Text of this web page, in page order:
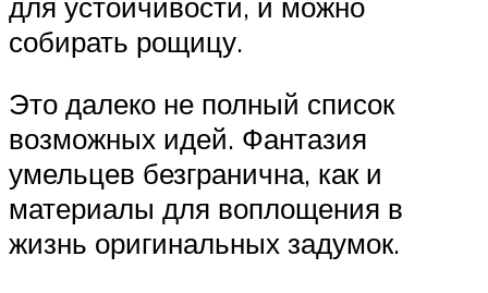
собирать рощицу.
Это далеко не полный список
возможных идей. Фантазия
умельцев безгранична, как и
материалы для воплощения в
жизнь оригинальных задумок.